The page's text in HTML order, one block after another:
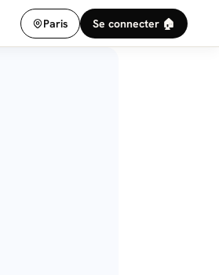
Paris Se connecter 🏠